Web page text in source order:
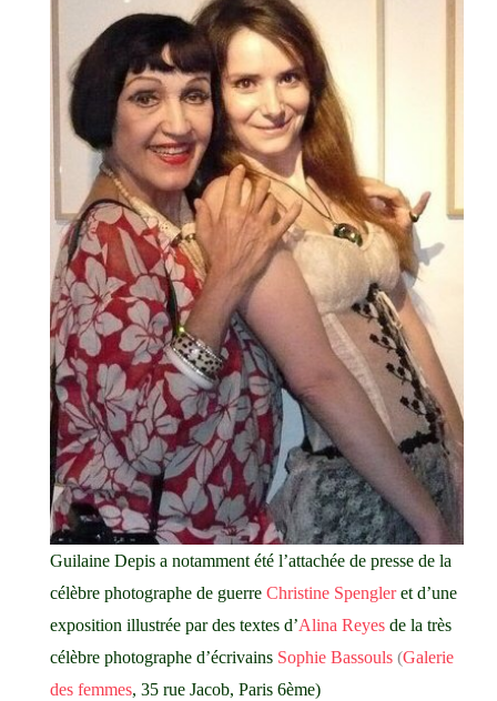
Guilaine Depis a notamment été l’attachée de presse de la
célèbre photographe de guerre Christine Spengleret d’une
exposition illustrée par des textes d’Alina Reyes de la très
célèbre photographe d’écrivains Sophie Bassouls (Galerie
des femmes, 35 rue Jacob, Paris 6ème)